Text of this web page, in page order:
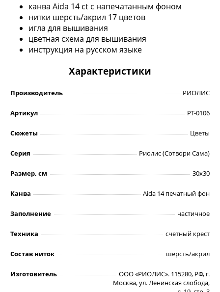
канва Aida 14 ct с напечатанным фоном
нитки шерсть/акрил 17 цветов
игла для вышивания
цветная схема для вышивания
инструкция на русском языке
Характеристики
Производитель РИОЛИС
Артикул РТ-0106
Сюжеты Цветы
Серия Риолис (Сотвори Сама)
Размер, см 30х30
Канва Aida 14 печатный фон
Заполнение частичное
Техника счетный крест
Состав ниток шерсть/акрил
Изготовитель
ООО «РИОЛИС». 115280, РФ, г.
Москва, ул. Ленинская слобода,